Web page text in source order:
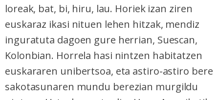
loreak, bat, bi, hiru, lau. Horiek izan ziren
euskaraz ikasi nituen lehen hitzak, mendiz
inguratuta dagoen gure herrian, Suescan,
Kolonbian. Horrela hasi nintzen habitatzen
euskararen unibertsoa, eta astiro-astiro bere
sakotasunaren mundu berezian murgildu